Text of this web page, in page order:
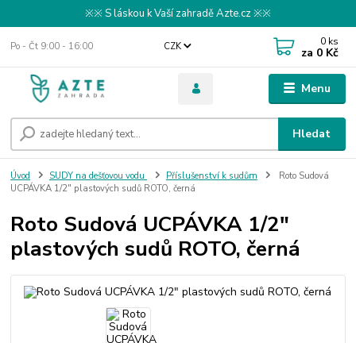
※※ S láskou k Vaší zahradě Azte.cz ※※
Menu
CZK
Hledat
Po - Čt 9:00 - 16:00 0 ks
za 0 Kč
Úvod SUDY na dešťovou vodu Příslušenství k sudům
Roto Sudová
UCPÁVKA 1/2" plastových sudů ROTO, černá
Roto Sudová UCPÁVKA 1/2"
plastových sudů ROTO, černá